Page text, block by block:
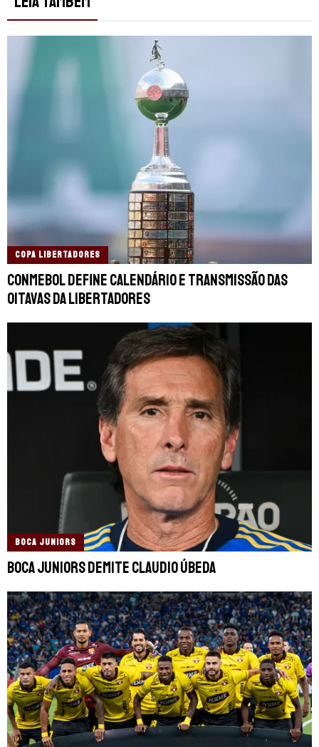
COPA LIBERTADORES
Conmebol define calendário e transmissão das
oitavas da Libertadores
BOCA JUNIORS
Boca Juniors demite Claudio Úbeda